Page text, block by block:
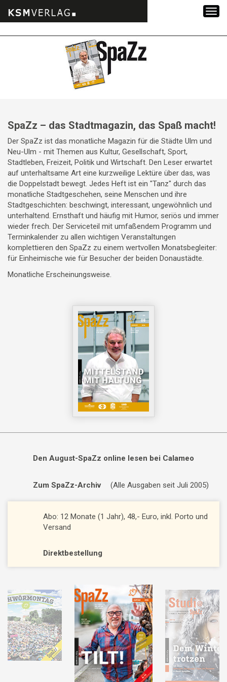
SpaZz – das Stadtmagazin, das Spaß macht!
Der SpaZz ist das monatliche Magazin für die Städte Ulm und
Neu-Ulm - mit Themen aus Kultur, Gesellschaft, Sport,
Stadtleben, Freizeit, Politik und Wirtschaft. Den Leser erwartet
auf unterhaltsame Art eine kurzweilige Lektüre über das, was
die Doppelstadt bewegt. Jedes Heft ist ein "Tanz" durch das
monatliche Stadtgeschehen, seine Menschen und ihre
Stadtgeschichten: beschwingt, interessant, ungewöhnlich und
unterhaltend. Ernsthaft und häufig mit Humor, seriös und immer
wieder frech. Der Serviceteil mit umfaßendem Programm und
Terminkalender zu allen wichtigen Veranstaltungen
komplettieren den SpaZz zu einem wertvollen Monatsbegleiter:
für Einheimische wie für Besucher der beiden Donaustädte.
Monatliche Erscheinungsweise.
Den August-SpaZz online lesen bei Calameo
Zum SpaZz-Archiv (Alle Ausgaben seit Juli 2005)
Abo: 12 Monate (1 Jahr), 48,- Euro, inkl. Porto und
Versand
Direktbestellung